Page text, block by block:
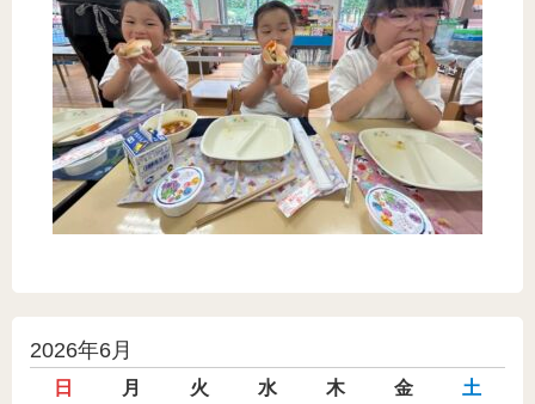
投
2026年6月
日 月 火 水 木 金
土